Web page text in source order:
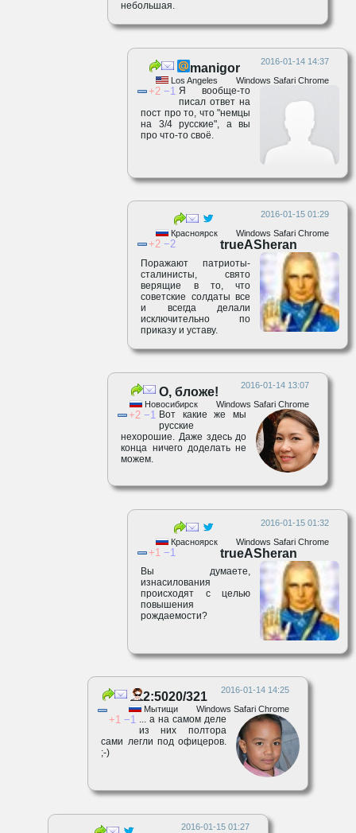
небольшая.
2016-01-14 14:37
Windows Safari Chrome
Los Angeles
2 1
manigor
Я вообще-то
писал ответ на
пост про то, что "немцы
на 3/4 русские", а вы
про что-то своё.
2016-01-15 01:29
Windows Safari Chrome
Красноярск
2 2 trueASheran
Поражают патриоты-
сталинисты, свято
верящие в то, что
советские солдаты все
и всегда делали
исключительно по
приказу и уставу.
2016-01-14 13:07
Windows Safari Chrome
Новосибирск
2 1
О, бложе!
Вот какие же мы
русские
нехорошие. Даже здесь до
конца ничего доделать не
можем.
2016-01-15 01:32
Windows Safari Chrome
Красноярск
1 1 trueASheran
Вы думаете,
изнасилования
происходят с целью
повышения
рождаемости?
2016-01-14 14:25
Windows Safari Chrome
Мытищи
1 1
2:5020/321
... а на самом деле
из них полтора
сами легли под офицеров.
;-)
2016-01-15 01:27